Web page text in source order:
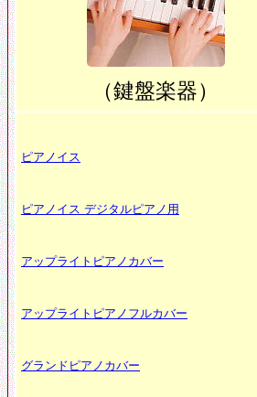
（鍵盤楽器）
ピアノイス
ピアノイス デジタルピアノ用
アップライトピアノカバー
アップライトピアノフルカバー
グランドピアノカバー